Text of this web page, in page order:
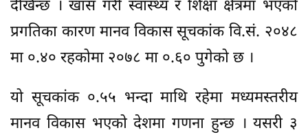
देखिन्छ । खास गरी स्वास्थ्य र शिक्षा क्षेत्रमा भएको
प्रगतिका कारण मानव विकास सूचकांक वि.सं. २०४८
मा ०.४० रहकोमा २०७८ मा ०.६० पुगेको छ ।
यो सूचकांक ०.५५ भन्दा माथि रहेमा मध्यमस्तरीय
मानव विकास भएको देशमा गणना हुन्छ । यसरी ३